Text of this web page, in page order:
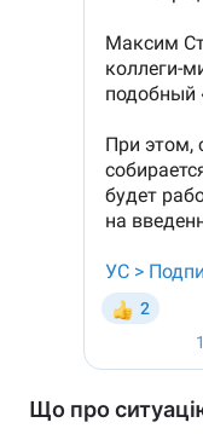
Що про